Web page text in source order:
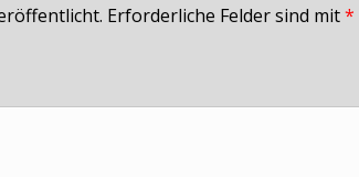
Erforderliche Felder sind mit*